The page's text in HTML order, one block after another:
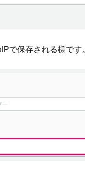
で保存される様です。